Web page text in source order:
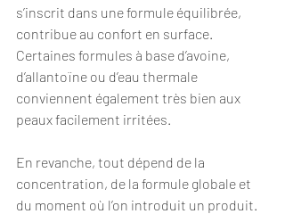
s’inscrit dans une formule équilibrée,
contribue au confort en surface.
Certaines formules à base d’avoine,
d’allantoïne ou d’eau thermale
conviennent également très bien aux
peaux facilement irritées.
En revanche, tout dépend de la
concentration, de la formule globale et
du moment où l’on introduit un produit.